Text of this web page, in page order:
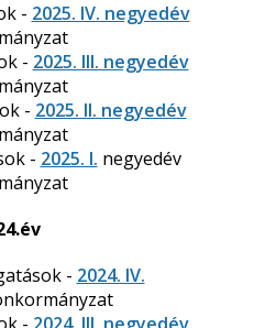
- 2025. IV. negyedév
- 2025. III. negyedév
- 2025. II. negyedév
- 2025. I. negyedév
- 2024. IV.